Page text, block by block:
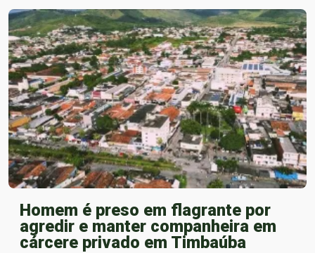
Homem é preso em flagrante por
agredir e manter companheira em
cárcere privado em Timbaúba